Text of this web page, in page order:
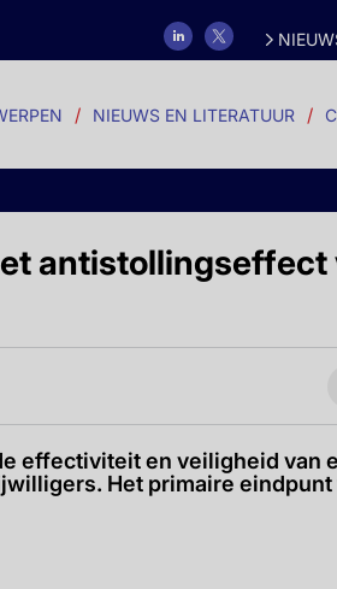
NIEUWS EN LITERATUUR
antistollingseffect
effectiviteit en veiligheid van
Het primaire